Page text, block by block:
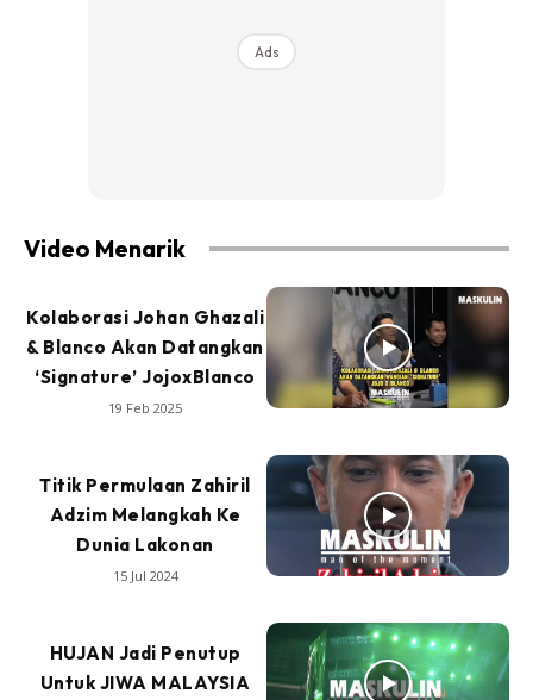
Ads
Video Menarik
Kolaborasi Johan Ghazali
& Blanco Akan Datangkan
‘Signature’ JojoxBlanco
19 Feb 2025
Titik Permulaan Zahiril
Adzim Melangkah Ke
Dunia Lakonan
15 Jul 2024
HUJAN Jadi Penutup
Untuk JIWA MALAYSIA